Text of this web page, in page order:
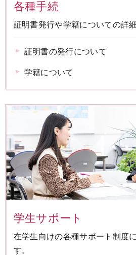
各種手続
証明書発行や学籍についての詳
証明書の発行について
学籍について
学生サポート
在学生向けの各種サポート制度
す。